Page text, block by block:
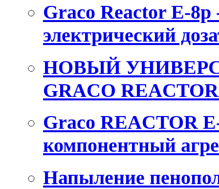
Graco Reactor E-
электрический
НОВЫЙ
GRACO
Graco REACTOR
компонентный
Напыление